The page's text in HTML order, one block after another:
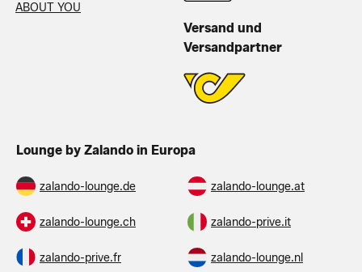
ABOUT YOU
Versand und
Versandpartner
Lounge by Zalando in Europa
zalando-lounge.de zalando-lounge.at
zalando-lounge.ch zalando-prive.it
zalando-prive.fr zalando-lounge.nl